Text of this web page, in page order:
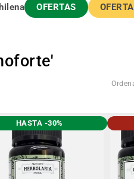
OFERTAS
HASTA -30%